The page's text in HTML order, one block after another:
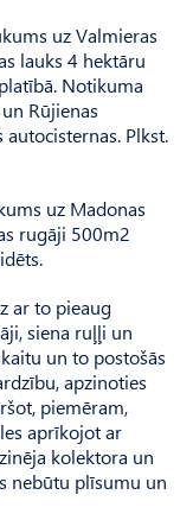
uz Valmieras
lauks 4 hektāru
Notikuma
Rūjienas
Plkst.
uz Madonas
rugāji 500m2
ar to pieaug
siena ruļļi un
un to postošās
apzinoties
piemēram,
aprīkojot ar
kolektora un
nebūtu plīsumu un